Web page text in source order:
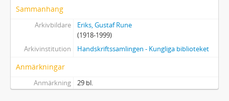
Sammanhang
Arkivbildare
Eriks, Gustaf Rune
(1918-1999)
Arkivinstitution
Handskriftssamlingen - Kungliga biblioteket
Anmärkningar
Anmärkning 29 bl.